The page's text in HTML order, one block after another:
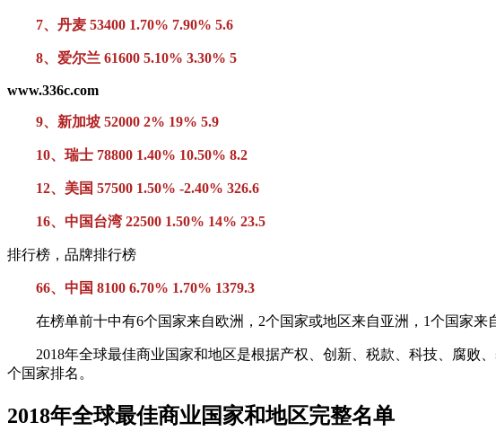
7、丹麦 53400 1.70% 7.90% 5.6
8、爱尔兰 61600 5.10% 3.30% 5
www.336c.com
9、新加坡 52000 2% 19% 5.9
10、瑞士 78800 1.40% 10.50% 8.2
12、美国 57500 1.50% -2.40% 326.6
16、中国台湾 22500 1.50% 14% 23.5
排行榜，品牌排行榜
66、中国 8100 6.70% 1.70% 1379.3
在榜单前十中有6个国家来自欧洲，2个国家或地区来自亚洲，1个国家来
2018年全球最佳商业国家和地区是根据产权、创新、税款、科技、腐败
个国家排名。
2018年全球最佳商业国家和地区完整名单